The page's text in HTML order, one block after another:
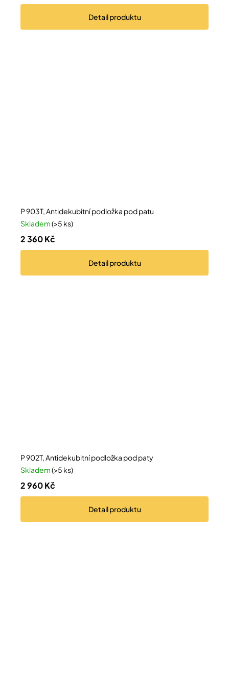
Detailproduktu
P 903T, Antidekubitní podložka pod patu
Skladem(>5 ks)
2 360 Kč
Detailproduktu
P 902T, Antidekubitní podložka pod paty
Skladem(>5 ks)
2 960 Kč
Detailproduktu